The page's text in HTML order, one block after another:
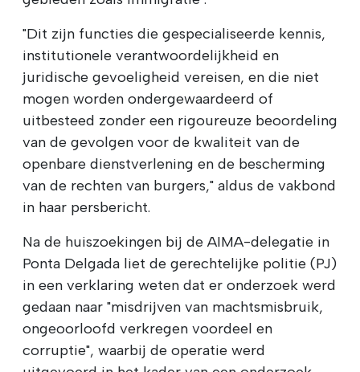
"Dit zijn functies die gespecialiseerde kennis,
institutionele verantwoordelijkheid en
juridische gevoeligheid vereisen, en die niet
mogen worden ondergewaardeerd of
uitbesteed zonder een rigoureuze beoordeling
van de gevolgen voor de kwaliteit van de
openbare dienstverlening en de bescherming
van de rechten van burgers," aldus de vakbond
in haar persbericht.
Na de huiszoekingen bij de AIMA-delegatie in
Ponta Delgada liet de gerechtelijke politie (PJ)
in een verklaring weten dat er onderzoek werd
gedaan naar "misdrijven van machtsmisbruik,
ongeoorloofd verkregen voordeel en
corruptie", waarbij de operatie werd